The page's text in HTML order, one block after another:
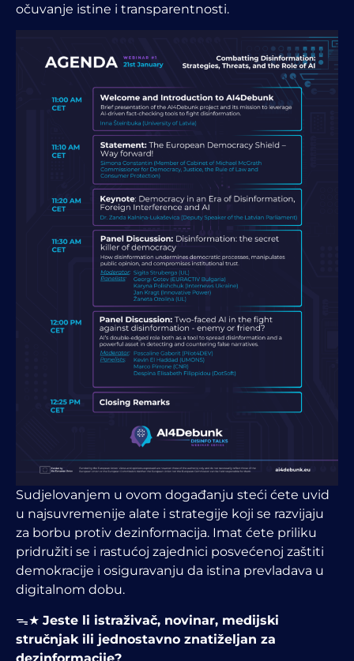
očuvanje istine i transparentnosti.
Sudjelovanjem u ovom događanju steći ćete uvid
u najsuvremenije alate i strategije koji se razvijaju
za borbu protiv dezinformacija. Imat ćete priliku
pridružiti se i rastućoj zajednici posvećenoj zaštiti
demokracije i osiguravanju da istina prevladava u
digitalnom dobu.
ᯓ★ Jeste li istraživač, novinar, medijski
stručnjak ili jednostavno znatiželjan za